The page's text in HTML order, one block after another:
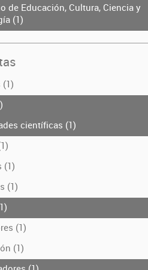
de Educación, Cultura, Ciencia y
(1)
(1)
científicas (1)
(1)
(1)
(1)
(1)